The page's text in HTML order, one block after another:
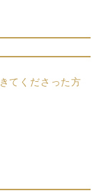
てくださった方